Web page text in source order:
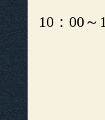
10：00